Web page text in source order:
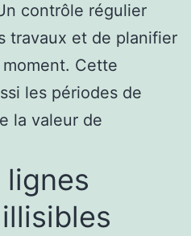
contrôle régulier
travaux et de planifier
Cette
les périodes de
la valeur de
lignes